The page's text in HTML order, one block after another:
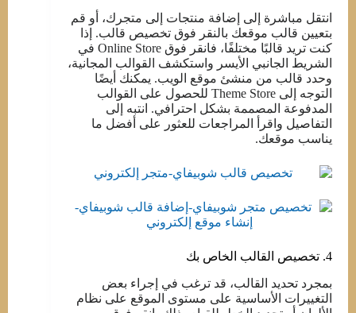
انتقل مباشرة إلى إضافة منتجات إلى متجرك، أو قم
بتعيين قالب موقعك بالنقر فوق تخصيص قالب. إذا
كنت تريد قالبًا مختلفًا، فانقر فوق Online Store في
الشريط الجانبي الأيسر واستكشف القوالب المجانية،
وحدد قالب من منشئ موقع الويب. يمكنك أيضًا
التوجه إلى Theme Store للحصول على القوالب
المدفوعة المصممة بشكل احترافي. انتبه إلى
التفاصيل واقرأ المراجعات للعثور على أفضل ما
يناسب موقعك.
4. تخصيص القالب الخاص بك
بمجرد تحديد القالب، قد ترغب في إجراء بعض
التغييرات الأساسية على مستوى الموقع على نظام